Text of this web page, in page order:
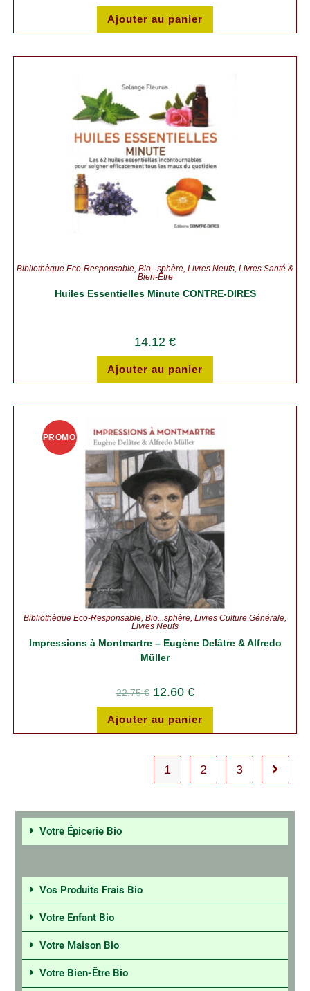
Ajouter au panier
Bibliothèque Éco-Responsable Bio...sphère Livres Neufs Livres Santé &
Bien-Être
Huiles Essentielles Minute CONTRE-DIRES
14.12 €
Ajouter au panier
PROMO
Bibliothèque Éco-Responsable, Bio...sphère, Livres Culture Générale,
Livres Neufs
Impressions à Montmartre – Eugène Delâtre & Alfredo
Müller
22.75€ 12.60 €
Ajouter au panier
1 2 3
Votre Épicerie Bio
Vos Produits Frais Bio
Votre Enfant Bio
Votre Maison Bio
Votre Bien-Être Bio